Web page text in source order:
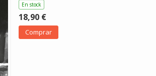
En stock
18,90 €
Comprar